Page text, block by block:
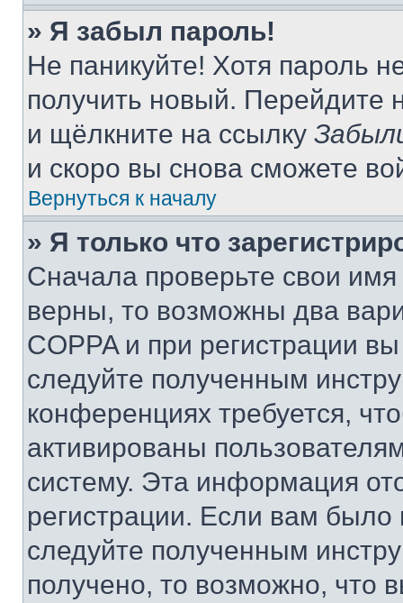
» Я забыл пароль!
Не паникуйте! Хотя пароль
получить новый. Перейдите
и щёлкните на ссылку
и скоро вы снова сможете
Вернуться к началу
» Я только что
Сначала проверьте свои
верны, то возможны два
COPPA и при регистрации
следуйте полученным
конференциях требуется,
активированы
систему. Эта информация
регистрации. Если вам
следуйте полученным
получено, то возможно, что